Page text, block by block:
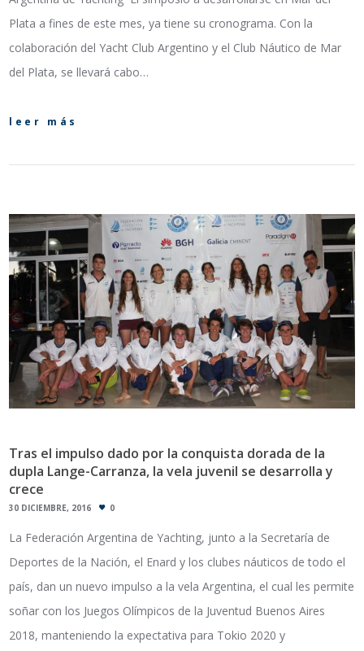
Plata a fines de este mes, ya tiene su cronograma. Con la
colaboración del Yacht Club Argentino y el Club Náutico de Mar
del Plata, se llevará cabo…
leer más
Tras el impulso dado por la conquista dorada de la
dupla Lange-Carranza, la vela juvenil se desarrolla y
crece
30 DICIEMBRE, 2016 0
La Federación Argentina de Yachting, junto a la Secretaría de
Deportes de la Nación, el Enard y los clubes náuticos de todo el
país, dan un nuevo impulso a la vela Argentina, el cual les permite
soñar con los Juegos Olímpicos de la Juventud Buenos Aires
2018, manteniendo la expectativa para Tokio 2020 y